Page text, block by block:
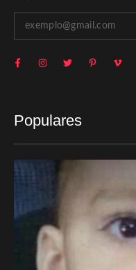
Populares